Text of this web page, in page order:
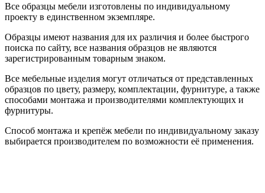
Все образцы мебели изготовлены по индивидуальному
проекту в единственном экземпляре.
Образцы имеют названия для их различия и более быстрого
поиска по сайту, все названия образцов не являются
зарегистрированным товарным знаком.
Все мебельные изделия могут отличаться от представленных
образцов по цвету, размеру, комплектации, фурнитуре, а также
способами монтажа и производителями комплектующих и
фурнитуры.
Способ монтажа и крепёж мебели по индивидуальному заказу
выбирается производителем по возможности её применения.